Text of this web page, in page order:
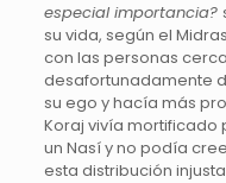
especial importancia?
su vida, según el
con las personas
desafortunadamente
su ego y hacía más
Koraj vivía
un Nasí y no podía
esta distribución